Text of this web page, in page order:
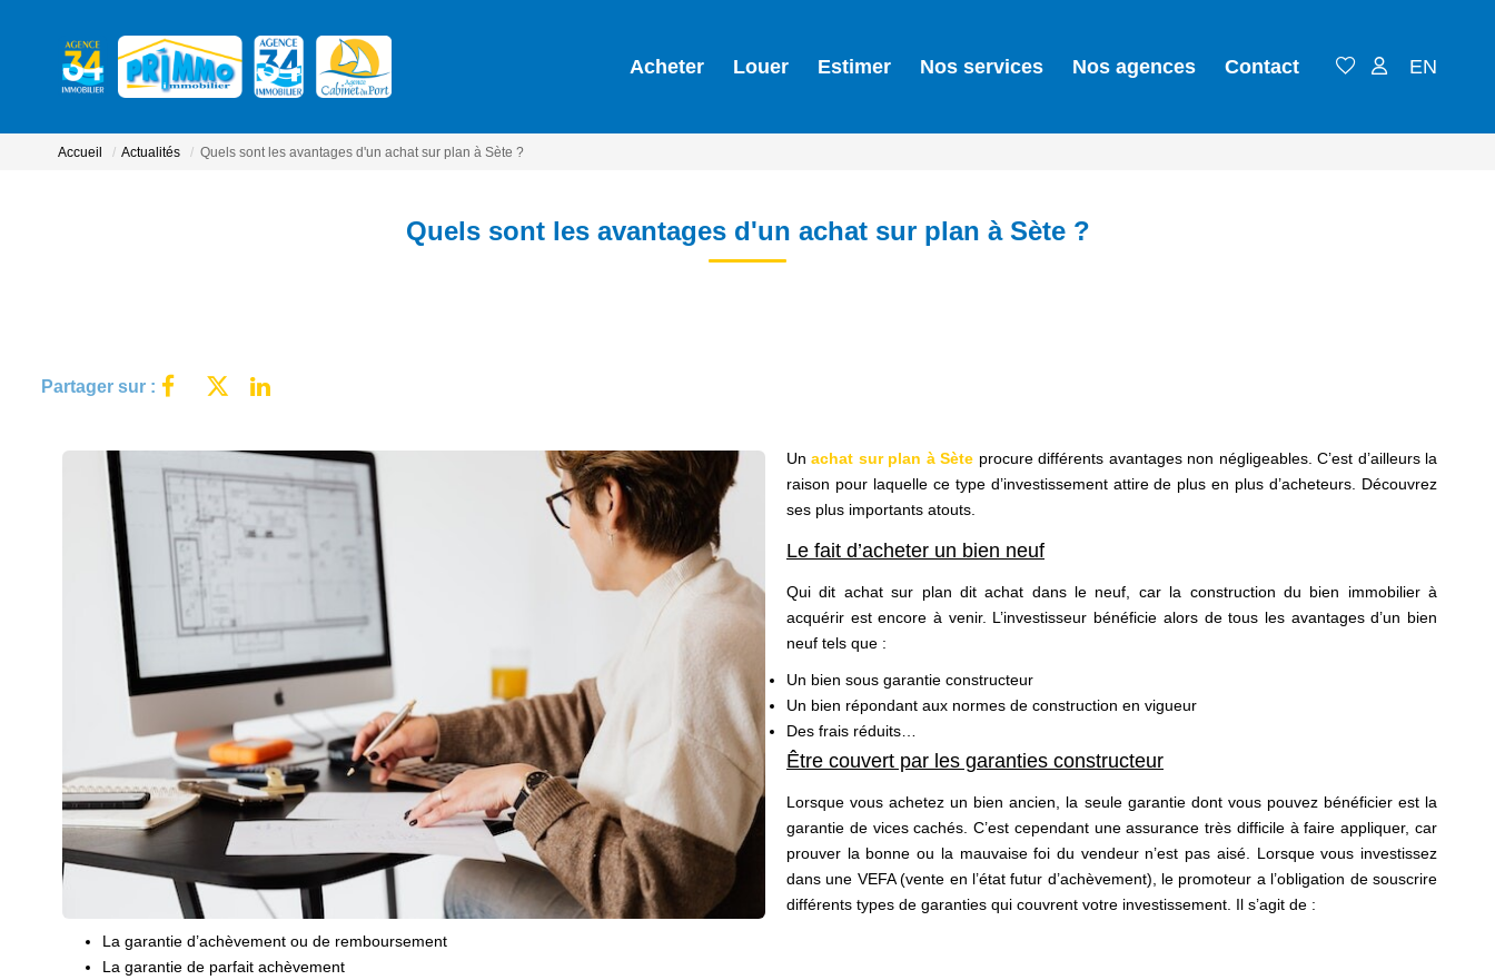
Acheter Louer Estimer Nos services Nos agences Contact EN
Accueil Actualités Quels sont les avantages d'un achat sur plan à Sète ?
Quels sont les avantages d'un achat sur plan à Sète ?
Partager sur :
Unachat sur plan à Sète procure différents avantages non négligeables. C’est d’ailleurs la
raison pour laquelle ce type d’investissement attire de plus en plus d’acheteurs. Découvrez
ses plus importants atouts.
Le fait d’acheter un bien neuf
Qui dit achat sur plan dit achat dans le neuf, car la construction du bien immobilier à
acquérir est encore à venir. L’investisseur bénéficie alors de tous les avantages d’un bien
neuf tels que :
Un bien sous garantie constructeur
Un bien répondant aux normes de construction en vigueur
Des frais réduits…
Être couvert par les garanties constructeur
Lorsque vous achetez un bien ancien, la seule garantie dont vous pouvez bénéficier est la
garantie de vices cachés. C’est cependant une assurance très difficile à faire appliquer, car
prouver la bonne ou la mauvaise foi du vendeur n’est pas aisé. Lorsque vous investissez
dans une VEFA (vente en l’état futur d’achèvement), le promoteur a l’obligation de souscrire
différents types de garanties qui couvrent votre investissement. Il s’agit de :
La garantie d’achèvement ou de remboursement
La garantie de parfait achèvement